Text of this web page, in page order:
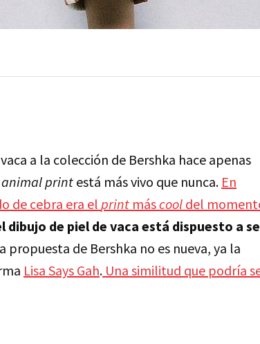
a la colección de Bershka hace apenas
animal print está más vivo que nunca. En
de cebra era el print máscool del
dibujo de piel de vaca está dispuesto a
propuesta de Bershka no es nueva, ya la
Lisa Says Gah. Una similitud que podría